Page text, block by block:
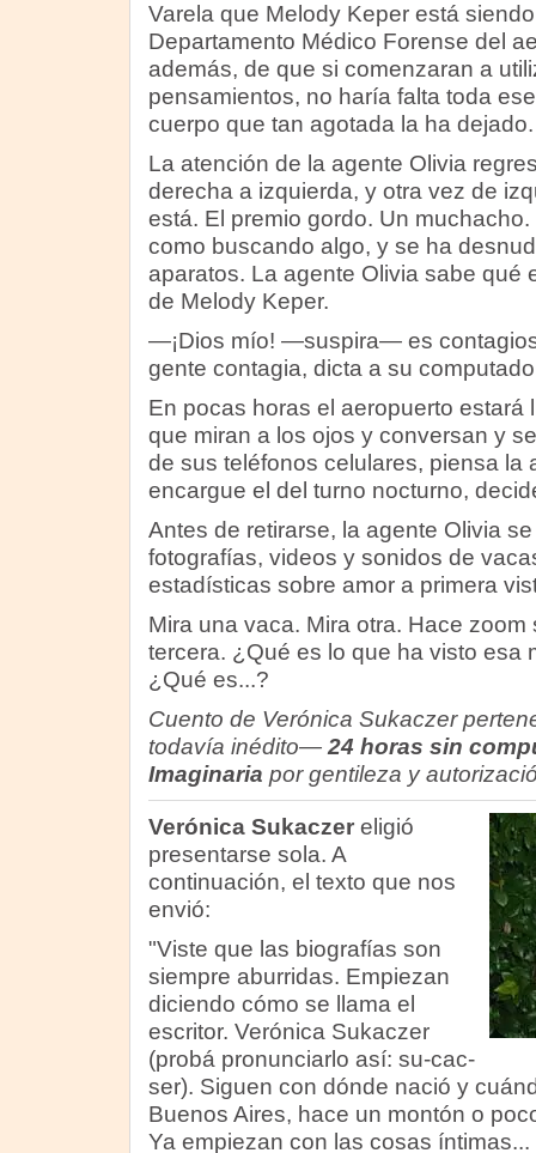
Varela que Melody Keper está
Departamento Médico Forense del
además, de que si comenzaran a
pensamientos, no haría falta toda
cuerpo que tan agotada la ha
La atención de la agente Olivia
derecha a izquierda, y otra vez de
está. El premio gordo. Un
como buscando algo, y se ha
aparatos. La agente Olivia sabe qué
de Melody Keper.
—¡Dios mío! —suspira— es
gente contagia, dicta a su
En pocas horas el aeropuerto estará
que miran a los ojos y conversan y
de sus teléfonos celulares, piensa la
encargue el del turno nocturno,
Antes de retirarse, la agente Olivia
fotografías, videos y sonidos de
estadísticas sobre amor a primera
Mira una vaca. Mira otra. Hace
tercera. ¿Qué es lo que ha visto esa
¿Qué es...?
Cuento de Verónica Sukaczer
todavía inédito— 24 horas sin
Imaginaria por gentileza y
Verónica Sukaczer eligió
presentarse sola. A
continuación, el texto que nos
envió:
"Viste que las biografías son
siempre aburridas. Empiezan
diciendo cómo se llama el
escritor. Verónica Sukaczer
(probá pronunciarlo así: su-cac-
ser). Siguen con dónde nació y
Buenos Aires, hace un montón o
Ya empiezan con las cosas